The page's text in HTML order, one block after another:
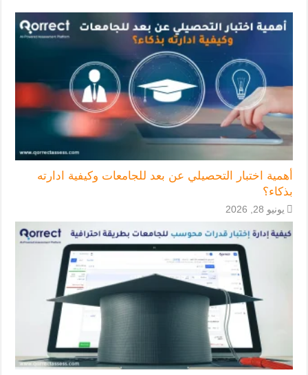
أهمية اختبار التحصيلي عن بعد للجامعات وكيفية ادارته
بذكاء؟
يونيو 28, 2026